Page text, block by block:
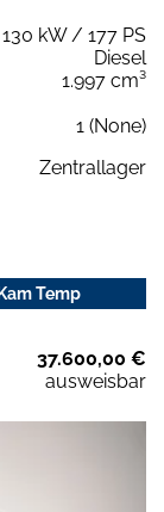
130 kW / 177 PS
Diesel
1.997 cm³
1 (None)
Zentrallager
Temp
37.600,00 €
ausweisbar